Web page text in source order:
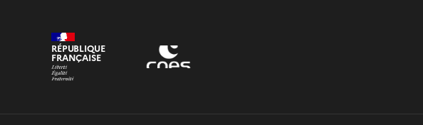
RÉPUBLIQUE
FRANÇAISE